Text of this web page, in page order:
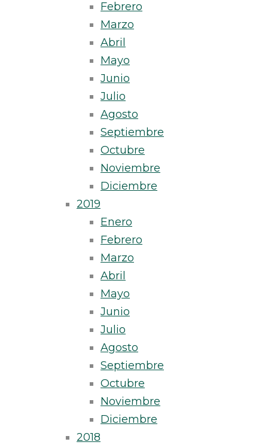
Febrero
Marzo
Abril
Mayo
Junio
Julio
Agosto
Septiembre
Octubre
Noviembre
Diciembre
2019
Enero
Febrero
Marzo
Abril
Mayo
Junio
Julio
Agosto
Septiembre
Octubre
Noviembre
Diciembre
2018